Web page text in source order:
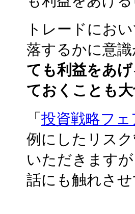
トレードにお
落するかに意
ても利益をあ
ておくことも
「 投資戦略フェ
例にしたリス
いただきます
話にも触れさ